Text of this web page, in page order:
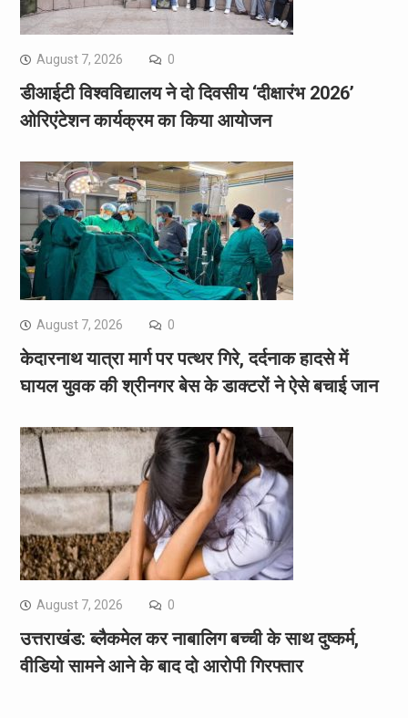
August 7, 2026 0
डीआईटी विश्वविद्यालय ने दो दिवसीय ‘दीक्षारंभ 2026’
ओरिएंटेशन कार्यक्रम का किया आयोजन
August 7, 2026 0
केदारनाथ यात्रा मार्ग पर पत्थर गिरे, दर्दनाक हादसे में
घायल युवक की श्रीनगर बेस के डाक्टरों ने ऐसे बचाई जान
August 7, 2026 0
उत्तराखंड: ब्लैकमेल कर नाबालिग बच्ची के साथ दुष्कर्म,
वीडियो सामने आने के बाद दो आरोपी गिरफ्तार